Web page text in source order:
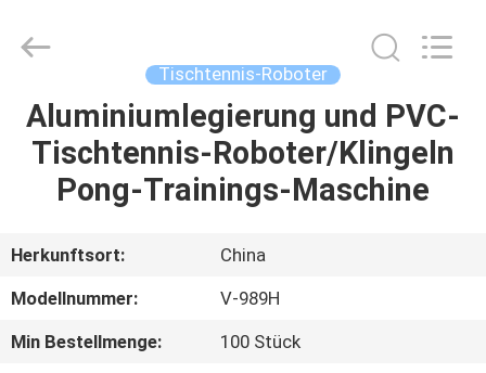
ZU
HAUSE
ÜBER
UNS
Sports
Ltd..
Tischtennis-Roboter
Aluminiumlegierung und PVC-
Tischtennis-Roboter/Klingeln
Pong-Trainings-Maschine
Herkunftsort:
China
Modellnummer:
V-989H
Min Bestellmenge:
100 Stück